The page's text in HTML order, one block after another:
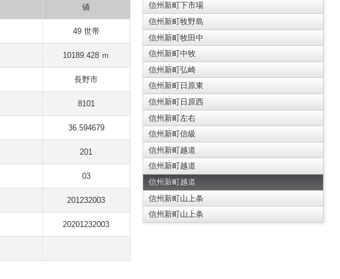
値
49 世帯
10189.428 ｍ
長野市
8101
36.594679
201
03
201232003
20201232003
信州新町下市場
信州新町牧野島
信州新町牧田中
信州新町中牧
信州新町弘崎
信州新町日原東
信州新町日原西
信州新町左右
信州新町信級
信州新町越道
信州新町越道
信州新町越道
信州新町山上条
信州新町山上条